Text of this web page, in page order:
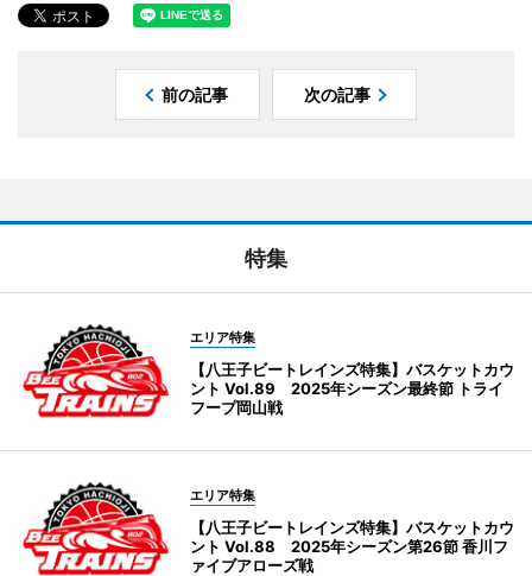
前の記事 次の記事
特集
エリア特集
【八王子ビートレインズ特集】バスケットカウ
ント Vol.89 2025年シーズン最終節 トライ
フープ岡山戦
エリア特集
【八王子ビートレインズ特集】バスケットカウ
ント Vol.88 2025年シーズン第26節 香川フ
ァイブアローズ戦